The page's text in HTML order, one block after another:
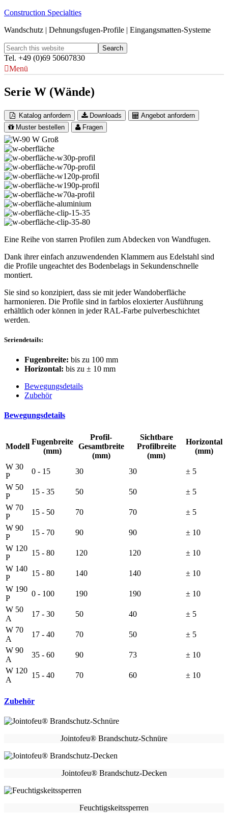
Construction Specialties
Wandschutz | Dehnungsfugen-Profile | Eingangsmatten-Systeme
Tel. +49 (0)69 50607830
Menü
Serie W (Wände)
Katalog anfordern Downloads
Angebot anfordern
Muster bestellen
Fragen
Eine Reihe von starren Profilen zum Abdecken von Wandfugen.
Dank ihrer einfach anzuwendenden Klammern aus Edelstahl sind
die Profile ungeachtet des Bodenbelags in Sekundenschnelle
montiert.
Sie sind so konzipiert, dass sie mit jeder Wandoberfläche
harmonieren. Die Profile sind in farblos eloxierter Ausführung
erhältlich oder können in jeder RAL-Farbe pulverbeschichtet
werden.
Seriendetails:
Fugenbreite: bis zu 100 mm
Horizontal: bis zu ± 10 mm
Bewegungsdetails
Zubehör
Bewegungsdetails
Modell
Fugenbreite
(mm)
Profil-
Gesamtbreite
(mm)
Sichtbare
Profilbreite
(mm)
Horizontal
(mm)
W 30
P
0 - 15 30 30
± 5
W 50
P
15 - 35 50 50
± 5
W 70
P
15 - 50 70 70
± 5
W 90
P
15 - 70 90 90
± 10
W 120
P
15 - 80 120 120
± 10
W 140
P
15 - 80 140 140
± 10
W 190
P
0 - 100 190 190
± 10
W 50
A
17 - 30 50 40
± 5
W 70
A
17 - 40 70 50
± 5
W 90
A
35 - 60 90 73
± 10
W 120
A
15 - 40 70 60 ± 10
Zubehör
Jointofeu® Brandschutz-Schnüre
Jointofeu® Brandschutz-Decken
Feuchtigskeitssperren